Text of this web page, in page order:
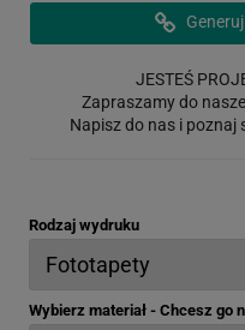
JESTEŚ
Zapraszamy do
Napisz do nas i poznaj
Rodzaj wydruku
Wybierz materiał - Chcesz go